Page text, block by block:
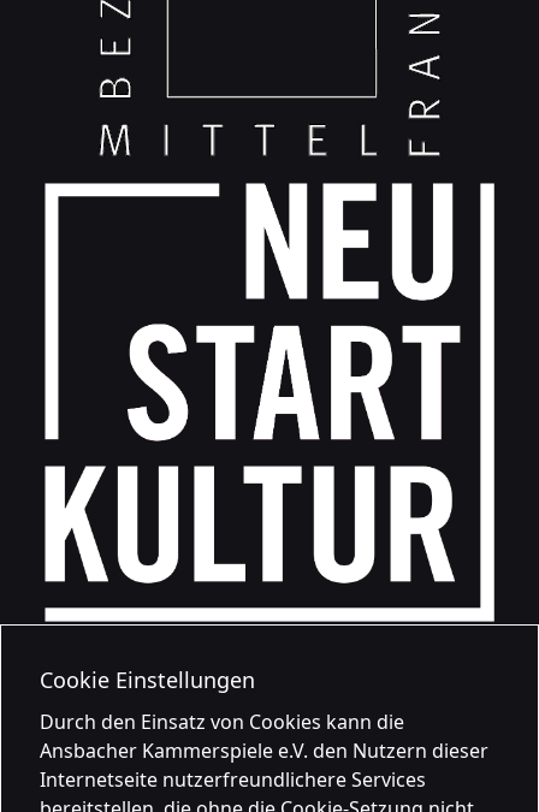
Cookie Einstellungen
Durch den Einsatz von Cookies kann die
Ansbacher Kammerspiele e.V. den Nutzern dieser
Internetseite nutzerfreundlichere Services